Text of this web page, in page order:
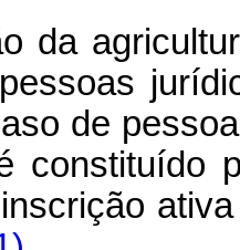
da
de
constituído